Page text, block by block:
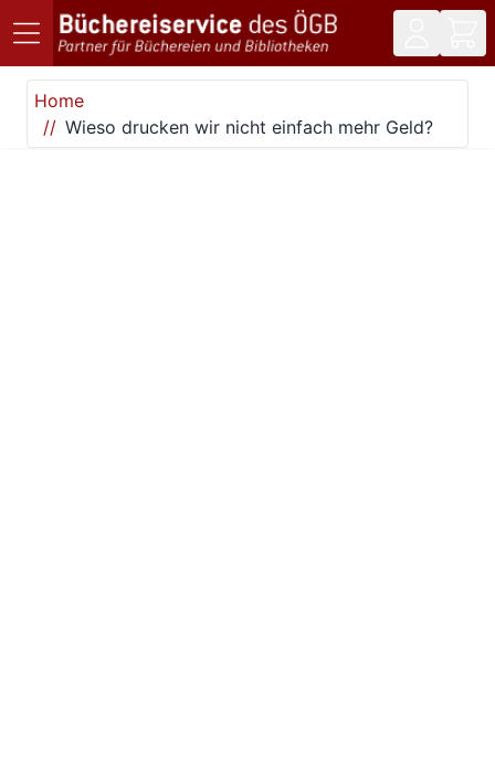
Direkt zum Inhalt
Home
Wieso drucken wir nicht einfach mehr Geld?